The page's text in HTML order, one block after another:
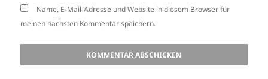
Name, E-Mail-Adresse und Website in diesem Browser für
meinen nächsten Kommentar speichern.